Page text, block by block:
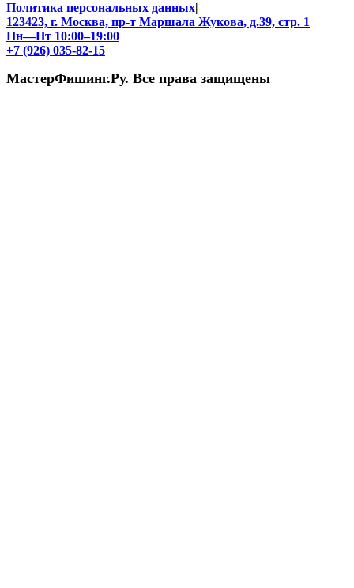
Политика персональных данных|
123423, г. Москва, пр-т Маршала Жукова, д.39, стр. 1
Пн—Пт 10:00–19:00
+7 (926) 035-82-15
МастерФишинг.Ру. Все права защищены